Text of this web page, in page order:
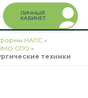
ЛИЧНЫЙ
КАБИНЕТ
НАПС »
СПО »
техники